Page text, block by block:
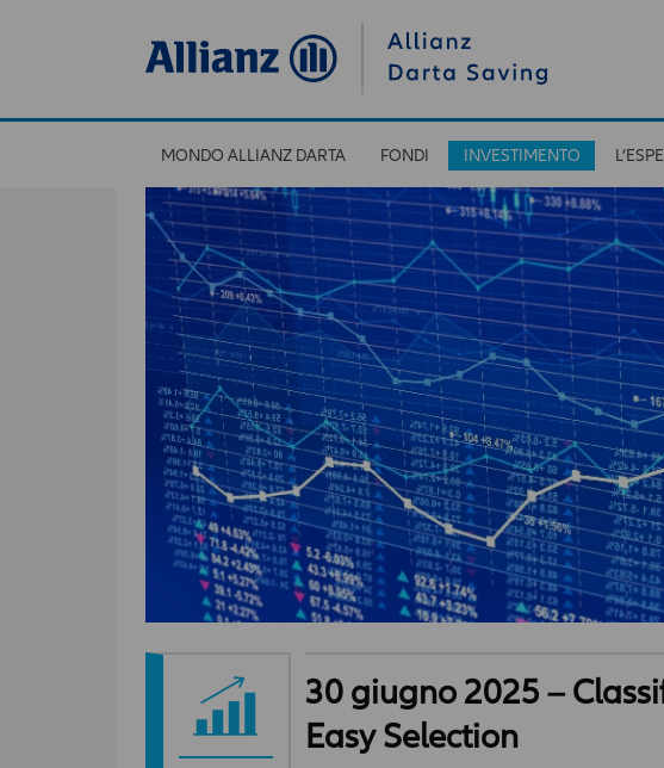
MONDO ALLIANZ DARTA FONDI INVESTIMENTO
30 giugno 2025 –
Easy Selection